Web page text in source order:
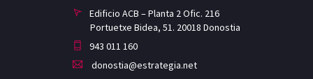
Edificio ACB – Planta 2 Ofic. 216
Portuetxe Bidea, 51. 20018 Donostia
943 011 160
donostia@estrategia.net